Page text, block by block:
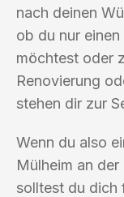
nach deinen
ob du nur
möchtest oder
Renovierung
stehen dir zur
Wenn du also
Mülheim an
solltest du dich